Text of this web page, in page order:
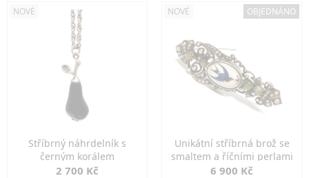
NOVÉ
Stříbrný náhrdelník s
černým korálem
2 700 Kč
NOVÉ OBJEDNÁNO
Unikátní stříbrná brož se
smaltem a říčními perlami
6 900 Kč